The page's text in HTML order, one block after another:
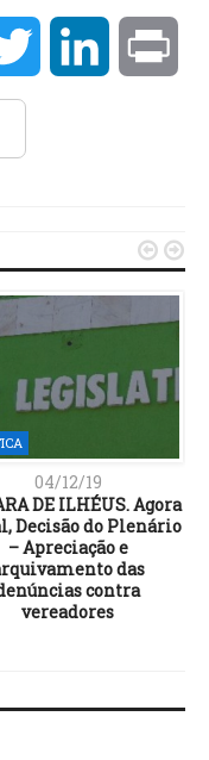
Twitter LinkedIn
04/12/19
DE ILHÉUS. Agora
Decisão do Plenário
– Apreciação e
das
contra
vereadores
 